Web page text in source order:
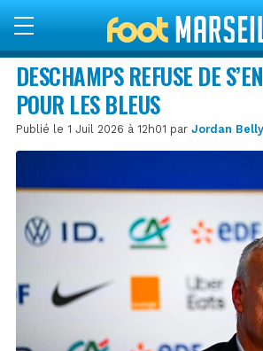
DESCHAMPS REFUSE DE
POUR LES BLEUS
Publié le 1 Juil 2026 à 12h01 par Jordan Belly